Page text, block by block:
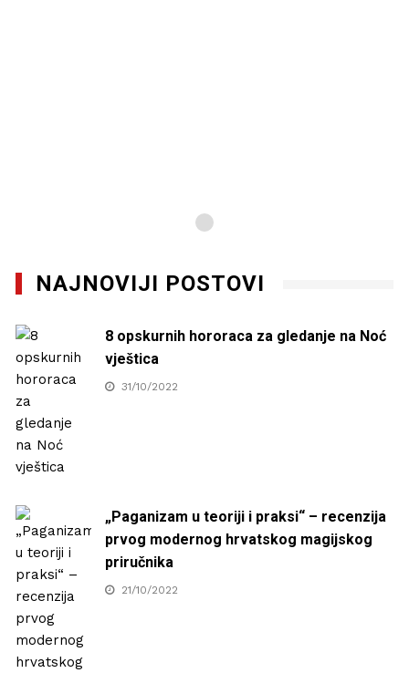
NAJNOVIJI POSTOVI
8 opskurnih hororaca za gledanje na Noć
vještica
31/10/2022
„Paganizam u teoriji i praksi“ – recenzija
prvog modernog hrvatskog magijskog
priručnika
21/10/2022